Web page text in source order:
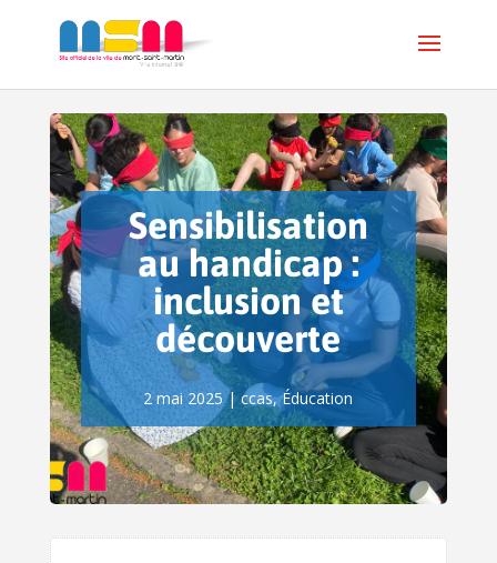
Sensibilisation
au handicap :
inclusion et
découverte
2 mai 2025|ccas,Éducation